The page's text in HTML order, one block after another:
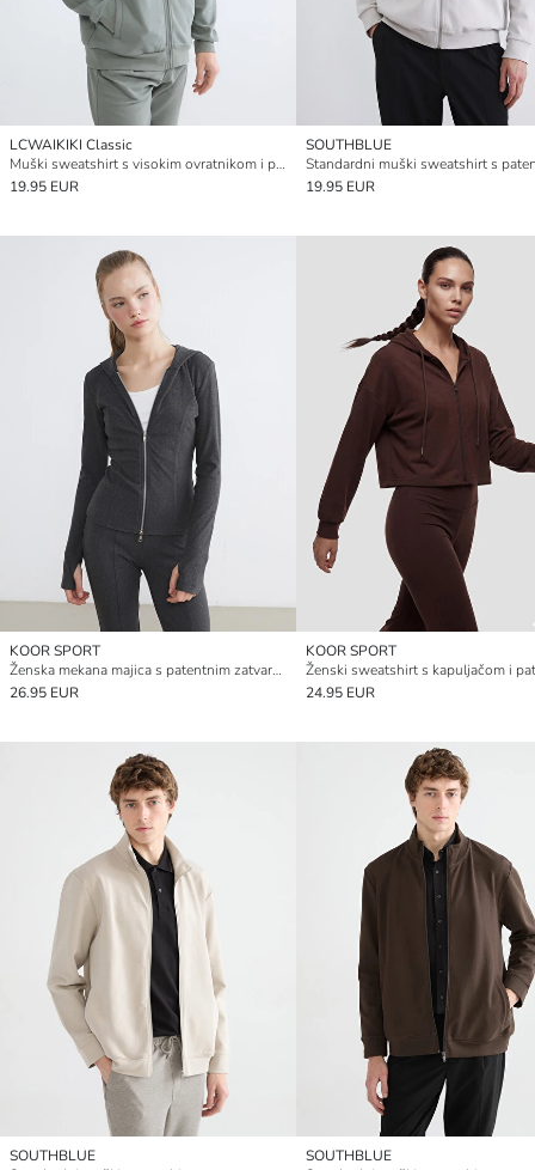
LCWAIKIKI Classic
Muški sweatshirt s visokim ovratnikom i patentom
19.95 EUR
SOUTHBLUE
Standardni muški sweatshirt s
19.95 EUR
KOOR SPORT
Ženska mekana majica s patentnim zatvaračem i kopčanjem na prste
26.95 EUR
KOOR SPORT
Ženski sweatshirt s kapuljačom i
24.95 EUR
SOUTHBLUE
SOUTHBLUE